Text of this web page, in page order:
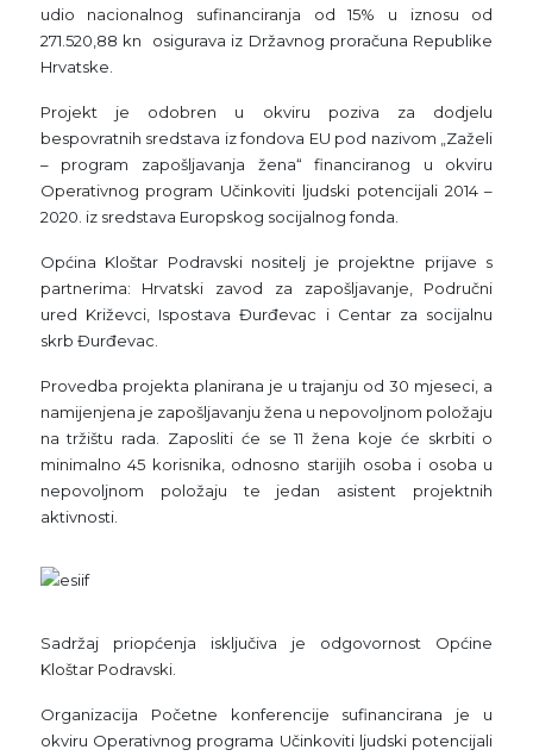
udio nacionalnog sufinanciranja od 15% u iznosu od
271.520,88 kn osigurava iz Državnog proračuna Republike
Hrvatske.
Projekt je odobren u okviru poziva za dodjelu
bespovratnih sredstava iz fondova EU pod nazivom „Zaželi
– program zapošljavanja žena“ financiranog u okviru
Operativnog program Učinkoviti ljudski potencijali 2014 –
2020. iz sredstava Europskog socijalnog fonda.
Općina Kloštar Podravski nositelj je projektne prijave s
partnerima: Hrvatski zavod za zapošljavanje, Područni
ured Križevci, Ispostava Đurđevac i Centar za socijalnu
skrb Đurđevac.
Provedba projekta planirana je u trajanju od 30 mjeseci, a
namijenjena je zapošljavanju žena u nepovoljnom položaju
na tržištu rada. Zaposliti će se 11 žena koje će skrbiti o
minimalno 45 korisnika, odnosno starijih osoba i osoba u
nepovoljnom položaju te jedan asistent projektnih
aktivnosti.
Sadržaj priopćenja isključiva je odgovornost Općine
Kloštar Podravski.
Organizacija Početne konferencije sufinancirana je u
okviru Operativnog programa Učinkoviti ljudski potencijali